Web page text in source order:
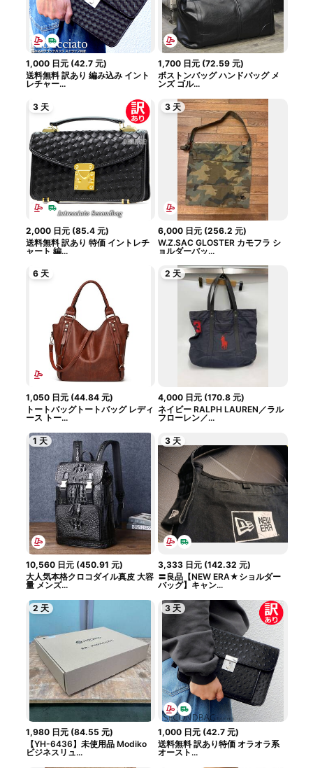
1,000 日元(42.7 元)
送料無料 訳あり 編み込み イント
レチャー...
1,700 日元 (72.59 元)
ボストンバッグ ハンドバッグ メ
ンズ ゴル...
3 天
2,000 日元(85.4 元)
送料無料 訳あり 特価 イントレチ
ャート 編...
3 天
6,000 日元 (256.2 元)
W.Z.SAC GLOSTER カモフラ シ
ョルダーバッ...
6 天
1,050 日元(44.84 元)
トートバッグトートバッグ レディ
ース トー...
2 天
4,000 日元 (170.8 元)
ネイビー RALPH LAUREN／ラル
フローレン／...
1 天
10,560 日元(450.91 元)
大人気本格クロコダイル真皮 大容
量 メンズ...
3 天
3,333 日元 (142.32 元)
〓良品【NEW ERA★ショルダー
バッグ】キャン...
2 天
1,980 日元(84.55 元)
【YH-6436】未使用品 Modiko
ビジネスリュ...
3 天
1,000 日元 (42.7 元)
送料無料 訳あり特価 オラオラ系
オースト...